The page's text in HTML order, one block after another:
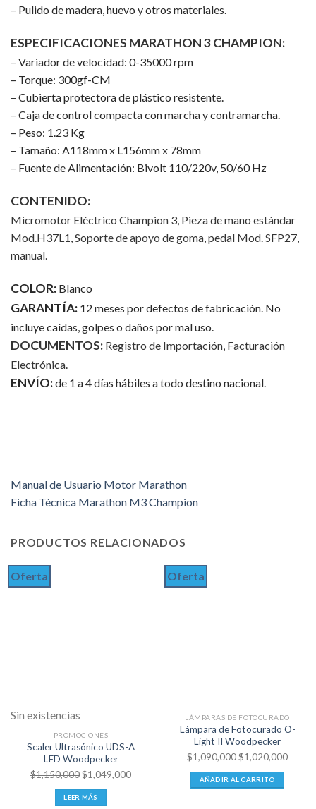
– Pulido de madera, huevo y otros materiales.
ESPECIFICACIONES MARATHON 3 CHAMPION:
– Variador de velocidad: 0-35000 rpm
– Torque: 300gf-CM
– Cubierta protectora de plástico resistente.
– Caja de control compacta con marcha y contramarcha.
– Peso: 1.23 Kg
– Tamaño: A118mm x L156mm x 78mm
– Fuente de Alimentación: Bivolt 110/220v, 50/60 Hz
CONTENIDO:
Micromotor Eléctrico Champion 3, Pieza de mano estándar
Mod.H37L1, Soporte de apoyo de goma, pedal Mod. SFP27,
manual.
COLOR: Blanco
GARANTÍA: 12 meses por defectos de fabricación. No
incluye caídas, golpes o daños por mal uso.
DOCUMENTOS: Registro de Importación, Facturación
Electrónica.
ENVÍO:de 1 a 4 días hábiles a todo destino nacional.
Manual de Usuario Motor Marathon
Ficha Técnica Marathon M3 Champion
PRODUCTOS RELACIONADOS
Oferta
Sin existencias
PROMOCIONES
Scaler Ultrasónico UDS-A
LED Woodpecker
$1,150,000El
precio
original
$1,049,000El
LEER MÁS
Oferta
LÁMPARAS DE FOTOCURADO
Lámpara de Fotocurado O-
Light II Woodpecker
$1,090,000El
precio
original
$1,020,000El
AÑADIR AL CARRITO